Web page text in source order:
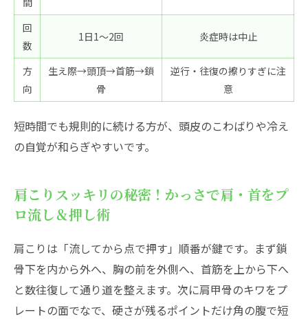
回
数
1日1〜2回 炎症時は中止
方
向
生え際→頭頂→首筋→鎖
骨
逆行・往復の擦りすぎに注
意
短時間でも規則的に続ける方が、頭皮のこわばりや冷え
の自覚が和らぎやすいです。
肩こりスッキリの秘密！かっさで肩・首をプ
ロ流し＆押し術
肩こりは「流してから点で押す」順番が鍵です。まず鎖
骨下を内から外へ、胸の前を外側へ、首筋を上から下へ
と数往復して通り道を整えます。次に肩甲骨のキワをプ
レートの面でなで、硬さが残るポイントだけ角の腹で短